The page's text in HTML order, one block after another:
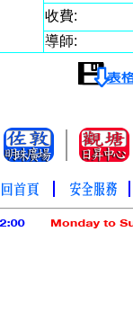
收費:
導師: